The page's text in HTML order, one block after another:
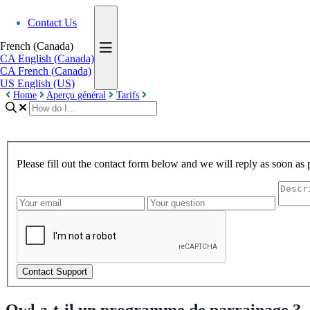
Contact Us
French (Canada)
CA English (Canada)
CA French (Canada)
US English (US)
Home Aperçu général Tarifs
Please fill out the contact form below and we will reply as soon as
Contact Support